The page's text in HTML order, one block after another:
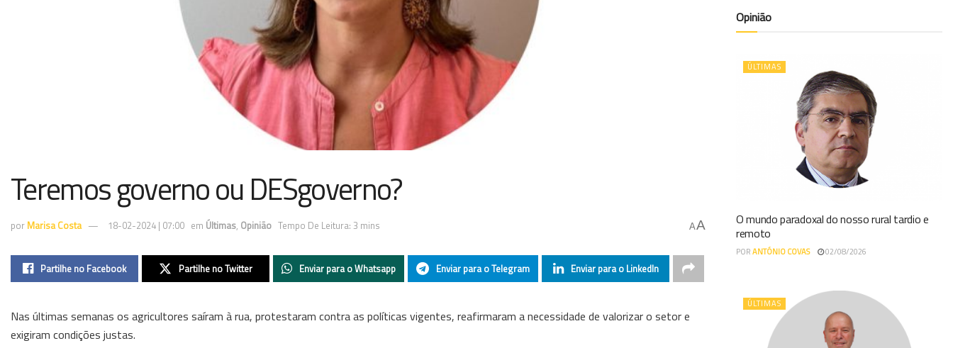
Teremos governo ou DESgoverno?
por Marisa Costa 18-02-2024 | 07:00 em Últimas, Opinião Tempo De Leitura: 3 mins AA
Partilhe no Facebook Partilhe no Twitter Enviar para o Whatsapp Enviar para o Telegram Enviar para o LinkedIn
Nas últimas semanas os agricultores saíram à rua, protestaram contra as políticas vigentes, reafirmaram a necessidade de valorizar o setor e
exigiram condições justas.
Opinião
ÚLTIMAS
O mundo paradoxal do nosso rural tardio e
remoto
PORANTÓNIO COVAS 02/08/2026
ÚLTIMAS